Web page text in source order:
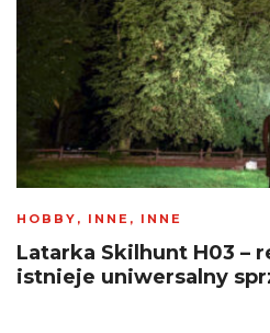
HOBBY , INNE , INNE
Latarka Skilhunt H03 –
istnieje uniwersalny